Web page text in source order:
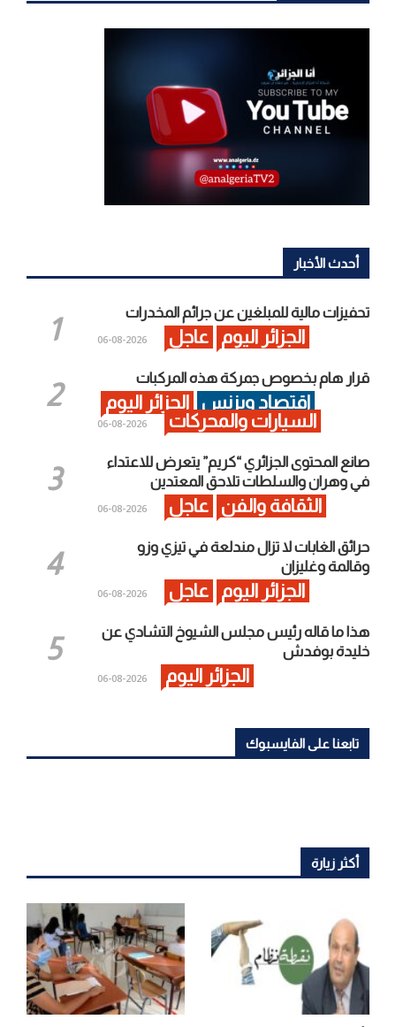
أحدث الأخبار
تحفيزات مالية للمبلغين عن جرائم المخدرات
الجزائر اليوم عاجل 2026-08-06
قرار هام بخصوص جمركة هذه المركبات
اقتصاد وبزنس
الجزائر اليوم
السيارات والمحركات
2026-08-06
صانع المحتوى الجزائري “كريم” يتعرض للاعتداء
في وهران والسلطات تلاحق المعتدين
الثقافة والفن عاجل 2026-08-06
حرائق الغابات لا تزال مندلعة في تيزي وزو
وقالمة وغليزان
الجزائر اليوم عاجل 2026-08-06
هذا ما قاله رئيس مجلس الشيوخ التشادي عن
خليدة بوفدش
الجزائر اليوم 2026-08-06
تابعنا على الفايسبوك
أكثر زيارة